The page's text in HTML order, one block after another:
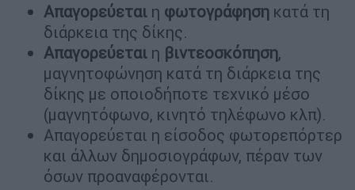
Απαγορεύεται η φωτογράφηση κατά τη
διάρκεια της δίκης.
Απαγορεύεται η βιντεοσκόπηση,
μαγνητοφώνηση κατά τη διάρκεια της
δίκης με οποιοδήποτε τεχνικό μέσο
(μαγνητόφωνο, κινητό τηλέφωνο κλπ).
Απαγορεύεται η είσοδος φωτορεπόρτερ
και άλλων δημοσιογράφων, πέραν των
όσων προαναφέρονται.